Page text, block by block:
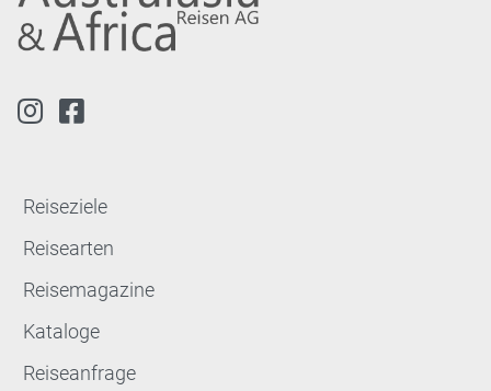
Reiseziele
Reisearten
Reisemagazine
Kataloge
Reiseanfrage